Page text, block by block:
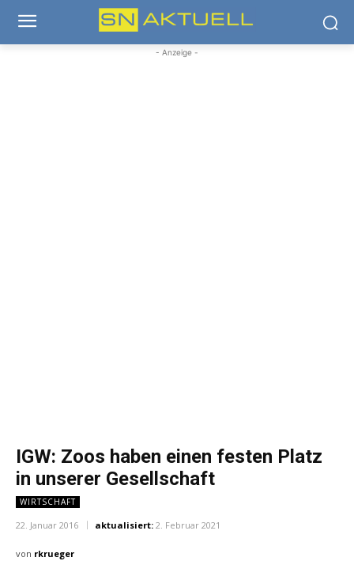
- Anzeige -
IGW: Zoos haben einen festen Platz
in unserer Gesellschaft
WIRTSCHAFT
22. Januar 2016 aktualisiert: 2. Februar 2021
von rkrueger